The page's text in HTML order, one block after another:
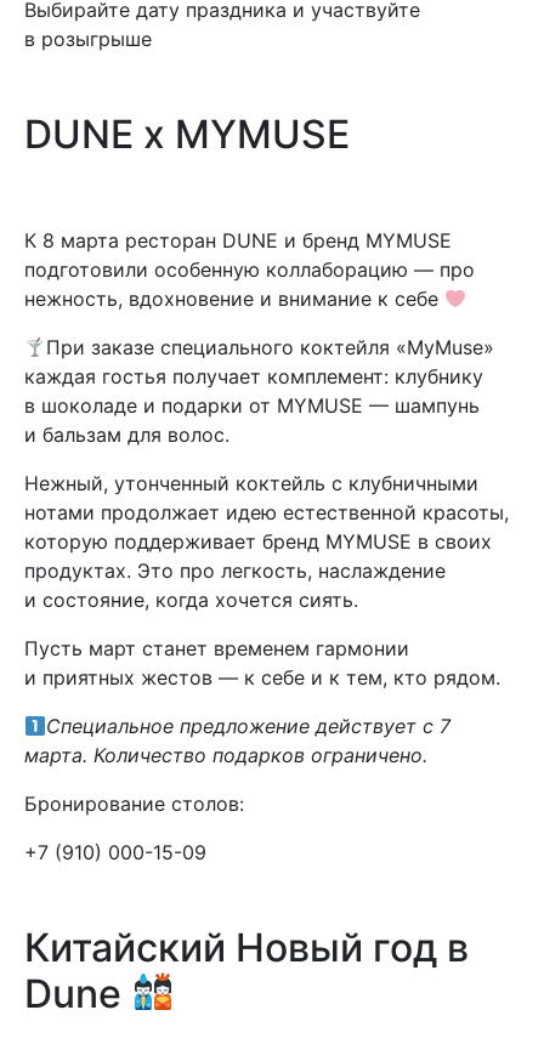
Выбирайте дату праздника и участвуйте
в розыгрыше
DUNE x MYMUSE
К 8 марта ресторан DUNE и бренд MYMUSE
подготовили особенную коллаборацию — про
нежность, вдохновение и внимание к себе
При заказе специального коктейля «MyMuse»
каждая гостья получает комплемент: клубнику
в шоколаде и подарки от MYMUSE — шампунь
и бальзам для волос.
Нежный, утонченный коктейль с клубничными
нотами продолжает идею естественной красоты,
которую поддерживает бренд MYMUSE в своих
продуктах. Это про легкость, наслаждение
и состояние, когда хочется сиять.
Пусть март станет временем гармонии
и приятных жестов — к себе и к тем, кто рядом.
Специальное предложение действует с 7
марта. Количество подарков ограничено.
Бронирование столов:
+7 (910) 000-15-09
Китайский Новый год в
Dune